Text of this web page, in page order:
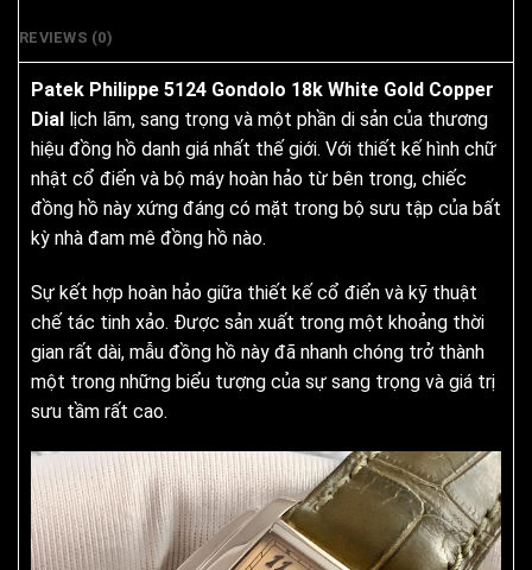
REVIEWS (0)
Patek Philippe 5124 Gondolo 18k White Gold Copper
Dial lịch lãm, sang trọng và một phần di sản của thương
hiệu đồng hồ danh giá nhất thế giới. Với thiết kế hình chữ
nhật cổ điển và bộ máy hoàn hảo từ bên trong, chiếc
đồng hồ này xứng đáng có mặt trong bộ sưu tập của bất
kỳ nhà đam mê đồng hồ nào.
Sự kết hợp hoàn hảo giữa thiết kế cổ điển và kỹ thuật
chế tác tinh xảo. Được sản xuất trong một khoảng thời
gian rất dài, mẫu đồng hồ này đã nhanh chóng trở thành
một trong những biểu tượng của sự sang trọng và giá trị
sưu tầm rất cao.